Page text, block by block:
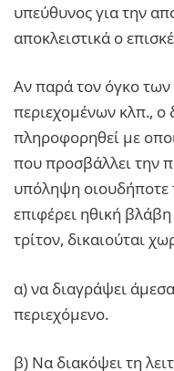
υπεύθυνος για την
αποκλειστικά ο
Αν παρά τον όγκο
περιεχομένων κλπ., ο
πληροφορηθεί με
που προσβάλλει την
υπόληψη οιουδήποτε
επιφέρει ηθική
τρίτον, δικαιούται
α) να διαγράψει
περιεχόμενο.
β) Να διακόψει τη